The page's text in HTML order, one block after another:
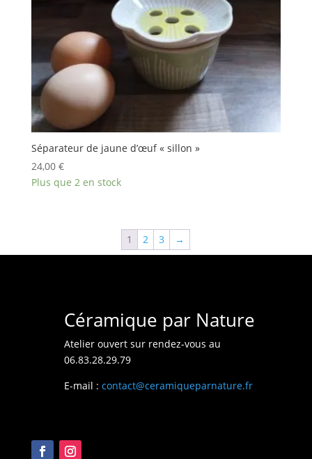
Séparateur de jaune d’œuf « sillon »
24,00 €
Plus que 2 en stock
1 2 3 →
Céramique par Nature
Atelier ouvert sur rendez-vous au
06.83.28.29.79
E-mail : contact@ceramiqueparnature.fr